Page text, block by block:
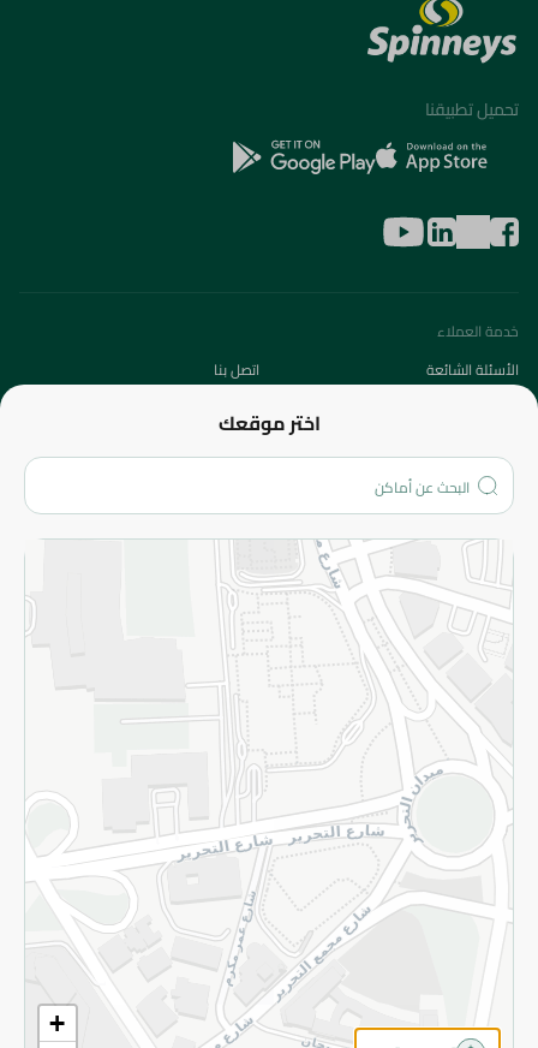
اختر موقعك
+
تحميل تطبيقنا
خدمة العملاء
الأسئلة الشائعة
اتصل بنا
من نحن؟
الفروع
المزيد
الاسترجاع
سياسة الاستخدام
سياسة الخصوصية
قم بالتسجيل للنشرة
©2026 - Spinneys | جميع الحقوق محفوظة